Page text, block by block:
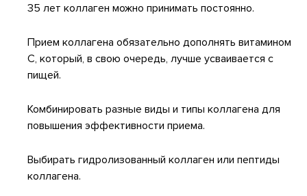
35 лет коллаген можно принимать постоянно.
Прием коллагена обязательно дополнять витамином
С, который, в свою очередь, лучше усваивается с
пищей.
Комбинировать разные виды и типы коллагена для
повышения эффективности приема.
Выбирать гидролизованный коллаген или пептиды
коллагена.